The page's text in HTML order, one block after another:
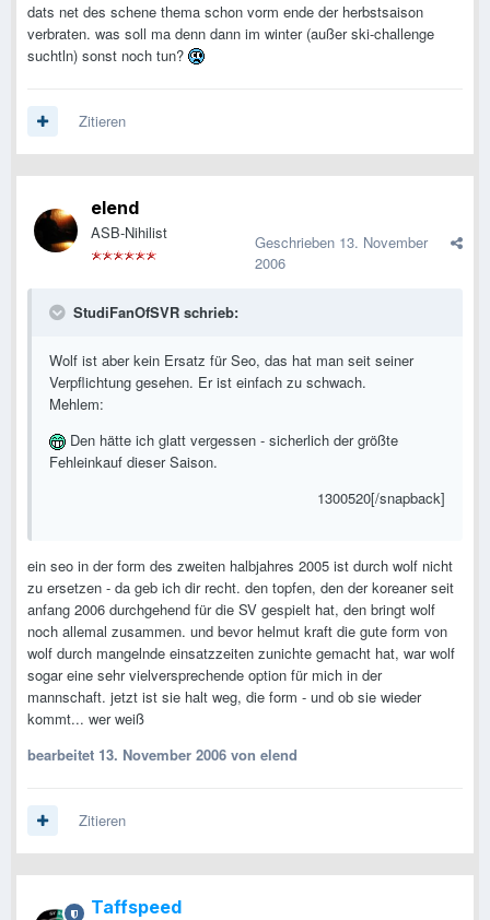
dats net des schene thema schon vorm ende der herbstsaison
verbraten. was soll ma denn dann im winter (außer ski-challenge
suchtln) sonst noch tun?
Zitieren
elend
ASB-Nihilist Geschrieben 13. November
2006
StudiFanOfSVR schrieb:
Wolf ist aber kein Ersatz für Seo, das hat man seit seiner
Verpflichtung gesehen. Er ist einfach zu schwach.
Mehlem:
Den hätte ich glatt vergessen - sicherlich der größte
Fehleinkauf dieser Saison.
1300520[/snapback]
ein seo in der form des zweiten halbjahres 2005 ist durch wolf nicht
zu ersetzen - da geb ich dir recht. den topfen, den der koreaner seit
anfang 2006 durchgehend für die SV gespielt hat, den bringt wolf
noch allemal zusammen. und bevor helmut kraft die gute form von
wolf durch mangelnde einsatzzeiten zunichte gemacht hat, war wolf
sogar eine sehr vielversprechende option für mich in der
mannschaft. jetzt ist sie halt weg, die form - und ob sie wieder
kommt... wer weiß
bearbeitet 13. November 2006 von elend
Zitieren
Taffspeed